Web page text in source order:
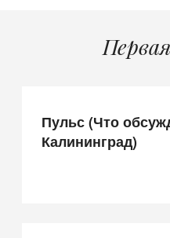
Первая
Пульс (Что
Калининград)